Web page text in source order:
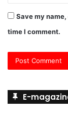
Save my
time I comment.
E-